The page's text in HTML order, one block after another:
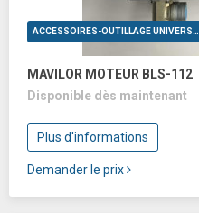
ACCESSOIRES-OUTILLAGE UNIVERSELS
MAVILOR MOTEUR BLS-112
Disponible dès maintenant
Plus d'informations
Demander le prix